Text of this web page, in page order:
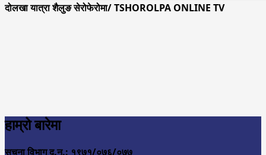
दोलखा यात्रा शैलुङ सेरोफेरोमा/ TSHOROLPA ONLINE TV
हाम्रो बारेमा
सुचना विभाग द.न.: १९७१/०७६/०७७